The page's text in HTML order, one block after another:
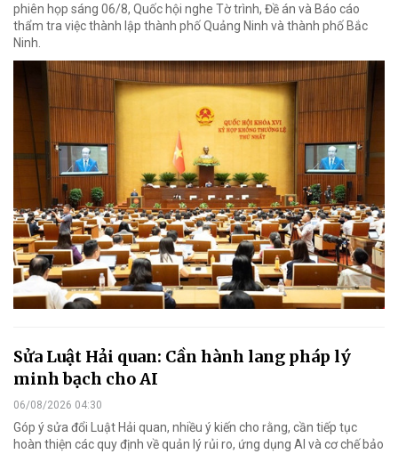
phiên họp sáng 06/8, Quốc hội nghe Tờ trình, Đề án và Báo cáo
thẩm tra việc thành lập thành phố Quảng Ninh và thành phố Bắc
Ninh.
Sửa Luật Hải quan: Cần hành lang pháp lý
minh bạch cho AI
06/08/2026 04:30
Góp ý sửa đổi Luật Hải quan, nhiều ý kiến cho rằng, cần tiếp tục
hoàn thiện các quy định về quản lý rủi ro, ứng dụng AI và cơ chế bảo